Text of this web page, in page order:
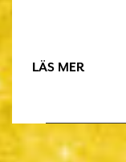
LÄS MER